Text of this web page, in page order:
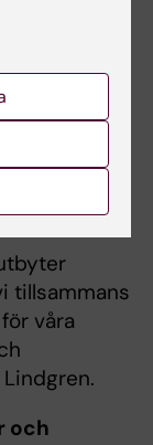
lärosäten i
består
tillsammans
våra
och